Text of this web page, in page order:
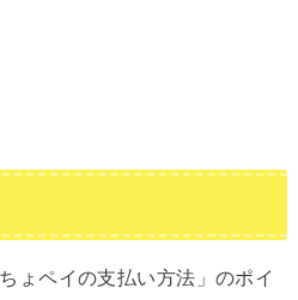
ょペイの支払い方法」のポイ